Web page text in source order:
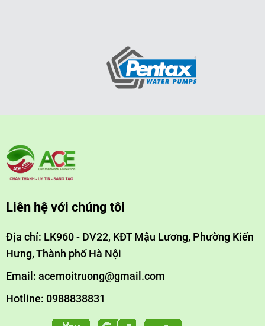
3. ƯU, NHƯỢC ĐIỂM CÔNG NGHỆ XỬ LÝ BỤI SẢN
XUẤT GẠCH MEN TRONG XỬ LÝ KHÍ THẢI
A. ƯU ĐIỂM:
· Công nghệ đề xuất phù hợp với đặc điểm, tính chất của
nguồn khí thải; · Nồng độ khí thải sau xử lý đạt QCVN
19:2009/BTNMT. · Cấu tạo đơn giản. · Hiêu suất lọc bụi
thiết bị
Liên hệ với chúng tôi
Địa chỉ: LK960 - DV22, KĐT Mậu Lương, Phường Kiến
Hưng, Thành phố Hà Nội
Email: acemoitruong@gmail.com
Hotline: 0988838831